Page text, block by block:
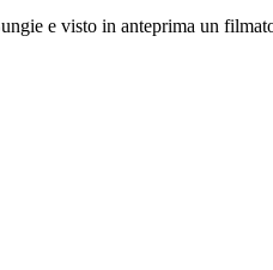
e visto in anteprima un